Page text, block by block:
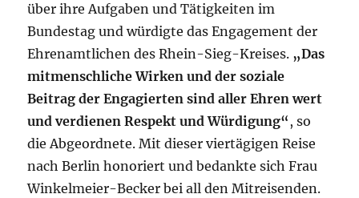
über ihre Aufgaben und Tätigkeiten im
Bundestag und würdigte das Engagement der
Ehrenamtlichen des Rhein-Sieg-Kreises. „Das
mitmenschliche Wirken und der soziale
Beitrag der Engagierten sind aller Ehren wert
und verdienen Respekt und Würdigung“, so
die Abgeordnete. Mit dieser viertägigen Reise
nach Berlin honoriert und bedankte sich Frau
Winkelmeier-Becker bei all den Mitreisenden.